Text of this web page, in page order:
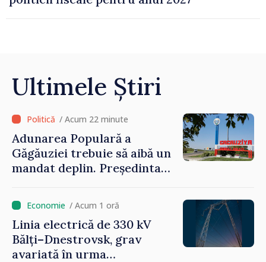
Ultimele Știri
/ Acum 22 minute
Adunarea Populară a
Găgăuziei trebuie să aibă un
mandat deplin. Președinta
libere și corecte””
/ Acum 1 oră
Linia electrică de 330 kV
Bălți–Dnestrovsk, grav
avariată în urma